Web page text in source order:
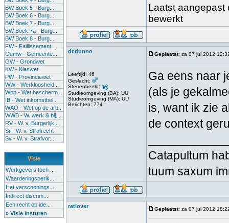
BW Boek 5 - Burg...
BW Boek 6 - Burg...
BW Boek 7 - Burg...
BW Boek 7a - Burg...
BW Boek 8 - Burg...
FW - Faillissement...
Gemw - Gemeente...
GW - Grondwet
KW - Kieswet
PW - Provinciewet
WW - Werkloosheid...
Wbp - Wet bescherm...
IB - Wet inkomstbel...
WAO - Wet op de arb..
WWB - W. werk & bij...
RV - W. v. Burgerlijk...
Sr - W. v. Strafrecht
Sv - W. v. Strafvor...
Visie
Werkgevers toch ...
Waarderingsperik...
Het verschonings...
Indirect discrim...
Een recht op ide...
» Visie insturen
Laatst aangepast
bewerkt
dr.dunno
Leeftijd: 46
Geslacht:
Sterrenbeeld:
Studieomgeving (BA): UU
Studieomgeving (MA): UU
Berichten: 774
Geplaatst: za 07 jul 2012
Ga eens naar
(als je
is, want ik zie
de context
Catapultum
tuum saxum
ratlover Geplaatst: za 07 jul 2012